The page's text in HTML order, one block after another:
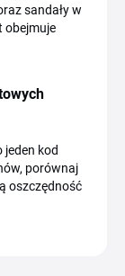
sandały w
obejmuje
jeden kod
porównaj
oszczędność